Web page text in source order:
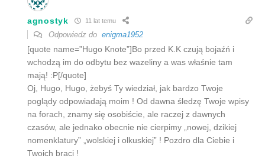
agnostyk 11 lat temu
Odpowiedz do enigma1952
[quote name=”Hugo Knote”]Bo przed K.K czują bojaźń i
wchodzą im do odbytu bez wazeliny a was właśnie tam
mają! :P[/quote]
Oj, Hugo, Hugo, żebyś Ty wiedział, jak bardzo Twoje
poglądy odpowiadają moim ! Od dawna śledzę Twoje wpisy
na forach, znamy się osobiście, ale raczej z dawnych
czasów, ale jednako obecnie nie cierpimy „nowej, dzikiej
nomenklatury” „wolskiej i olkuskiej” ! Pozdro dla Ciebie i
Twoich braci !